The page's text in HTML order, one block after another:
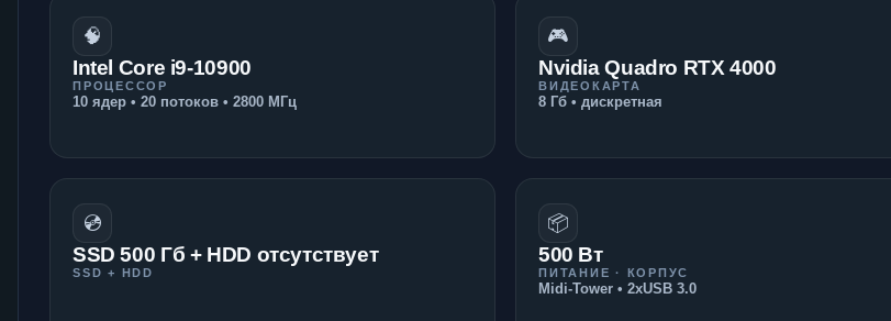
🧠
Intel Core i9-10900
ПРОЦЕССОР
10 ядер • 20 потоков • 2800 МГц
🎮
Nvidia Quadro RTX 4000
ВИДЕОКАРТА
8 Гб • дискретная
💿
SSD 500 Гб + HDD отсутствует
SSD + HDD
📦
500 Вт
ПИТАНИЕ · КОРПУС
Midi-Tower • 2xUSB 3.0